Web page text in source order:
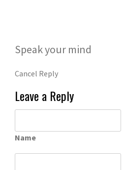
Speak your mind
Cancel Reply
Leave a Reply
Name